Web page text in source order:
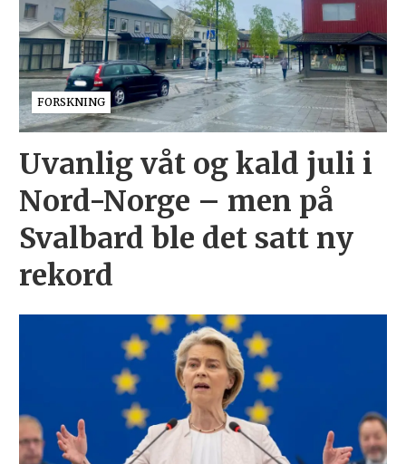
FORSKNING
Uvanlig våt og kald juli i
Nord-Norge – men på
Svalbard ble det satt ny
rekord